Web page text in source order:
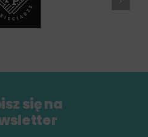
się na